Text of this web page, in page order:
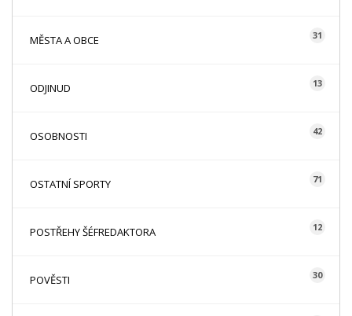
MĚSTA A OBCE 31
ODJINUD 13
OSOBNOSTI 42
OSTATNÍ SPORTY 71
POSTŘEHY ŠÉFREDAKTORA 12
POVĚSTI 30